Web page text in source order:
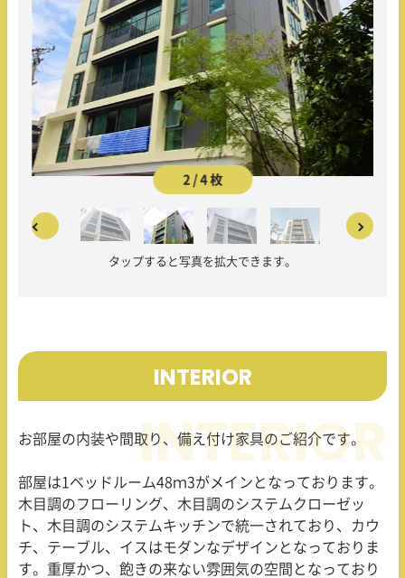
2 / 4 枚
タップすると写真を拡大できます。
INTERIOR
お部屋の内装や間取り、備え付け家具のご紹介です。
部屋は1ベッドルーム48ｍ3がメインとなっております。
木目調のフローリング、木目調のシステムクローゼッ
ト、木目調のシステムキッチンで統一されており、カウ
チ、テーブル、イスはモダンなデザインとなっておりま
す。重厚かつ、飽きの来ない雰囲気の空間となっており